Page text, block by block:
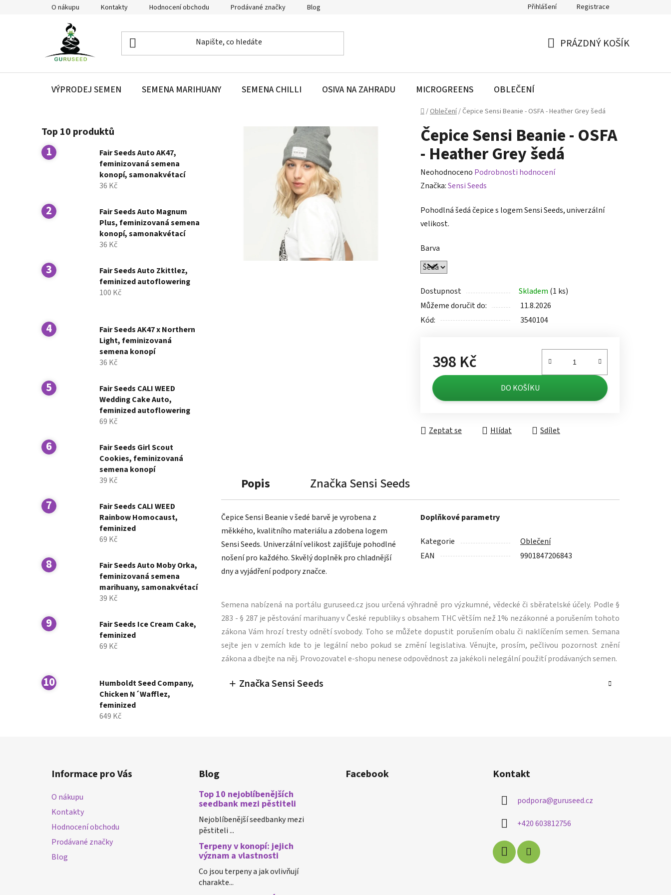
O nákupu Kontakty Hodnocení obchodu Prodávané značky Blog Přihlášení Registrace
PRÁZDNÝ KOŠÍK
VÝPRODEJ SEMEN SEMENA MARIHUANY SEMENA CHILLI OSIVA NA ZAHRADU MICROGREENS OBLEČENÍ
Domů
/Oblečení/ Čepice Sensi Beanie - OSFA - Heather Grey šedá
o
s
t
n
n
n
e
Top 10 produktů
Fair Seeds Auto AK47,
feminizovaná semena
konopí, samonakvétací
36 Kč
Fair Seeds Auto Magnum
Plus, feminizovaná semena
konopí, samonakvétací
36 Kč
Fair Seeds Auto Zkittlez,
feminized autoflowering
100 Kč
Fair Seeds AK47 x Northern
Light, feminizovaná
semena konopí
36 Kč
Fair Seeds CALI WEED
Wedding Cake Auto,
feminized autoflowering
69 Kč
Fair Seeds Girl Scout
Cookies, feminizovaná
semena konopí
39 Kč
Fair Seeds CALI WEED
Rainbow Homocaust,
feminized
69 Kč
Fair Seeds Auto Moby Orka,
feminizovaná semena
marihuany, samonakvétací
39 Kč
Fair Seeds Ice Cream Cake,
feminized
69 Kč
Humboldt Seed Company,
Chicken N´Wafflez,
feminized
649 Kč
Čepice Sensi Beanie - OSFA
- Heather Grey šedá
Průměrné
hodnocení
je
0,0
5
hvězdiček.
Neohodnoceno Podrobnosti hodnocení
Značka:Sensi Seeds
Pohodlná šedá čepice s logem Sensi Seeds, univerzální
velikost.
Barva
Dostupnost Skladem (1 ks)
Můžeme doručit do:
11.8.2026
Kód:
3540104
398 Kč
Měrná cena:
DO KOŠÍKU
Zeptat se Hlídat Sdílet
Popis Značka Sensi Seeds
Čepice Sensi Beanie v šedé barvě je vyrobena z
měkkého, kvalitního materiálu a zdobena logem
Sensi Seeds. Univerzální velikost zajišťuje pohodlné
nošení pro každého. Skvělý doplněk pro chladnější
dny a vyjádření podpory značce.
Doplňkové parametry
Kategorie
Oblečení
EAN
9901847206843
Semena nabízená na portálu guruseed.cz jsou určená výhradně pro výzkumné, vědecké či sběratelské účely. Podle §
283 - § 287 je pěstování marihuany v České republiky s obsahem THC větším než 1% nezákonné a porušením tohoto
zákona Vám hrozí tresty odnětí svobody. Toho se můžete dopustit porušením obalu či naklíčením semen. Semana
sejte jen v zemích kde to je legální nebo pokud se změní legislativa. Věnujte, prosím, pečlivou pozornost znění
zákona a dbejte na něj. Provozovatel e-shopu nenese odpovědnost za jakékoli nelegální použití prodávaných semen.
Značka Sensi Seeds
Informace pro Vás
O nákupu
Kontakty
Hodnocení obchodu
Prodávané značky
Blog
Blog
Top 10 nejoblíbenějších
seedbank mezi pěstiteli
Nejoblíbenější seedbanky mezi
pěstiteli ...
Terpeny v konopí: jejich
význam a vlastnosti
Co jsou terpeny a jak ovlivňují
charakte...
Facebook Kontakt
podpora@guruseed.cz
+420 603812756